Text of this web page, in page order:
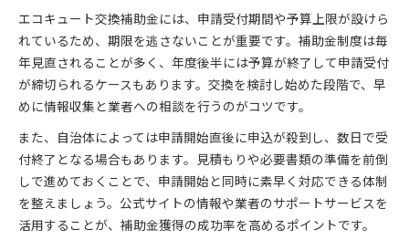
エコキュート交換補助金には、申請受付期間や予算上限が設けら
れているため、期限を逃さないことが重要です。補助金制度は毎
年見直されることが多く、年度後半には予算が終了して申請受付
が締切られるケースもあります。交換を検討し始めた段階で、早
めに情報収集と業者への相談を行うのがコツです。
また、自治体によっては申請開始直後に申込が殺到し、数日で受
付終了となる場合もあります。見積もりや必要書類の準備を前倒
しで進めておくことで、申請開始と同時に素早く対応できる体制
を整えましょう。公式サイトの情報や業者のサポートサービスを
活用することが、補助金獲得の成功率を高めるポイントです。